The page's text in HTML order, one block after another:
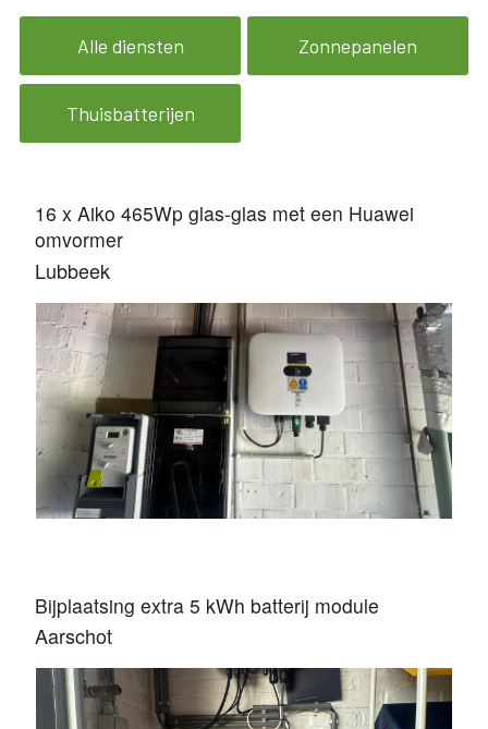
Alle diensten Zonnepanelen
Thuisbatterijen
16 x Aiko 465Wp glas-glas met een Huawei
omvormer
Lubbeek
Bijplaatsing extra 5 kWh batterij module
Aarschot